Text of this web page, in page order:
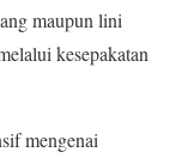
maupun lini
kesepakatan
mengenai